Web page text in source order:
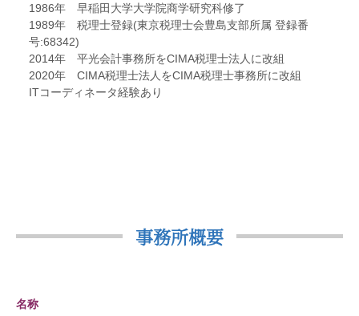
1986年 早稲田大学大学院商学研究科修了
1989年 税理士登録(東京税理士会豊島支部所属 登録番
号:68342)
2014年 平光会計事務所をCIMA税理士法人に改組
2020年 CIMA税理士法人をCIMA税理士事務所に改組
ITコーディネータ経験あり
事務所概要
名称